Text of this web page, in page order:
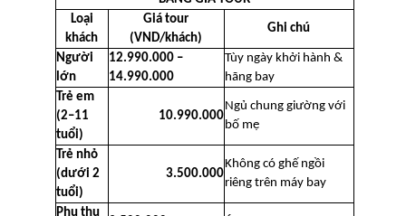
Loại
khách
Giá tour
(VND/khách)
Ghi chú
Người
lớn
12.990.000 –
14.990.000
Tùy ngày khởi hành &
hãng bay
Trẻ em
(2–11
tuổi)
10.990.000
Ngủ chung giường với
bố mẹ
Trẻ nhỏ
(dưới 2
tuổi)
3.500.000
Không có ghế ngồi
riêng trên máy bay
Phụ thu